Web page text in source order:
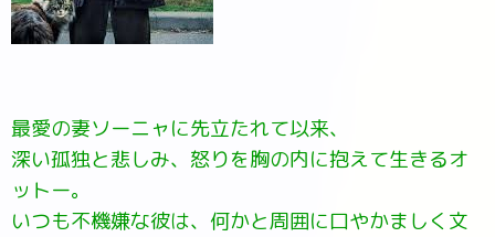
最愛の妻ソーニャに先立たれて以来、
深い孤独と悲しみ、怒りを胸の内に抱えて生きるオ
ットー。
いつも不機嫌な彼は、何かと周囲に口やかましく文